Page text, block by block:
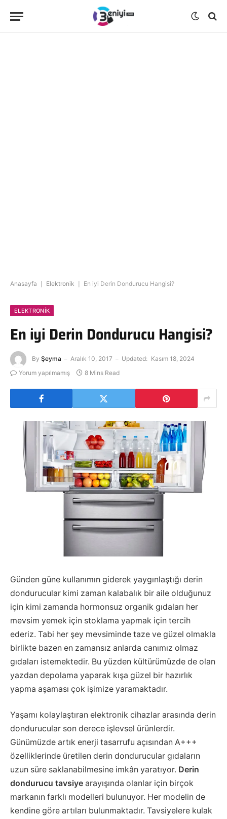
Anasayfa Elektronik En iyi Derin Dondurucu Hangisi?
ELEKTRONIK
En iyi Derin Dondurucu Hangisi?
By Şeyma Aralık 10, 2017 Updated: Kasım 18, 2024
Yorum yapılmamış
8 Mins Read
Günden güne kullanımın giderek yaygınlaştığı derin
dondurucular kimi zaman kalabalık bir aile olduğunuz
için kimi zamanda hormonsuz organik gıdaları her
mevsim yemek için stoklama yapmak için tercih
ederiz. Tabi her şey mevsiminde taze ve güzel olmakla
birlikte bazen en zamansız anlarda canımız olmaz
gıdaları istemektedir. Bu yüzden kültürümüzde de olan
yazdan depolama yaparak kışa güzel bir hazırlık
yapma aşaması çok işimize yaramaktadır.
Yaşamı kolaylaştıran elektronik cihazlar arasında derin
dondurucular son derece işlevsel ürünlerdir.
Günümüzde artık enerji tasarrufu açısından A+++
özelliklerinde üretilen derin dondurucular gıdaların
uzun süre saklanabilmesine imkân yaratıyor. Derin
dondurucu tavsiye arayışında olanlar için birçok
markanın farklı modelleri bulunuyor. Her modelin de
kendine göre artıları bulunmaktadır. Tavsiyelere kulak